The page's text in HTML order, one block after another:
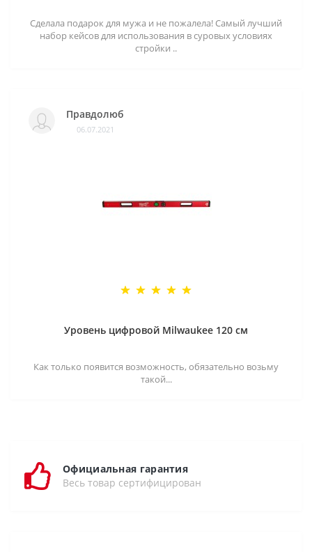
Сделала подарок для мужа и не пожалела! Самый лучший
набор кейсов для использования в суровых условиях
стройки ..
Правдолюб
06.07.2021
Уровень цифровой Milwaukee 120 см
Как только появится возможность, обязательно возьму
такой...
Официальная гарантия
Весь товар сертифицирован